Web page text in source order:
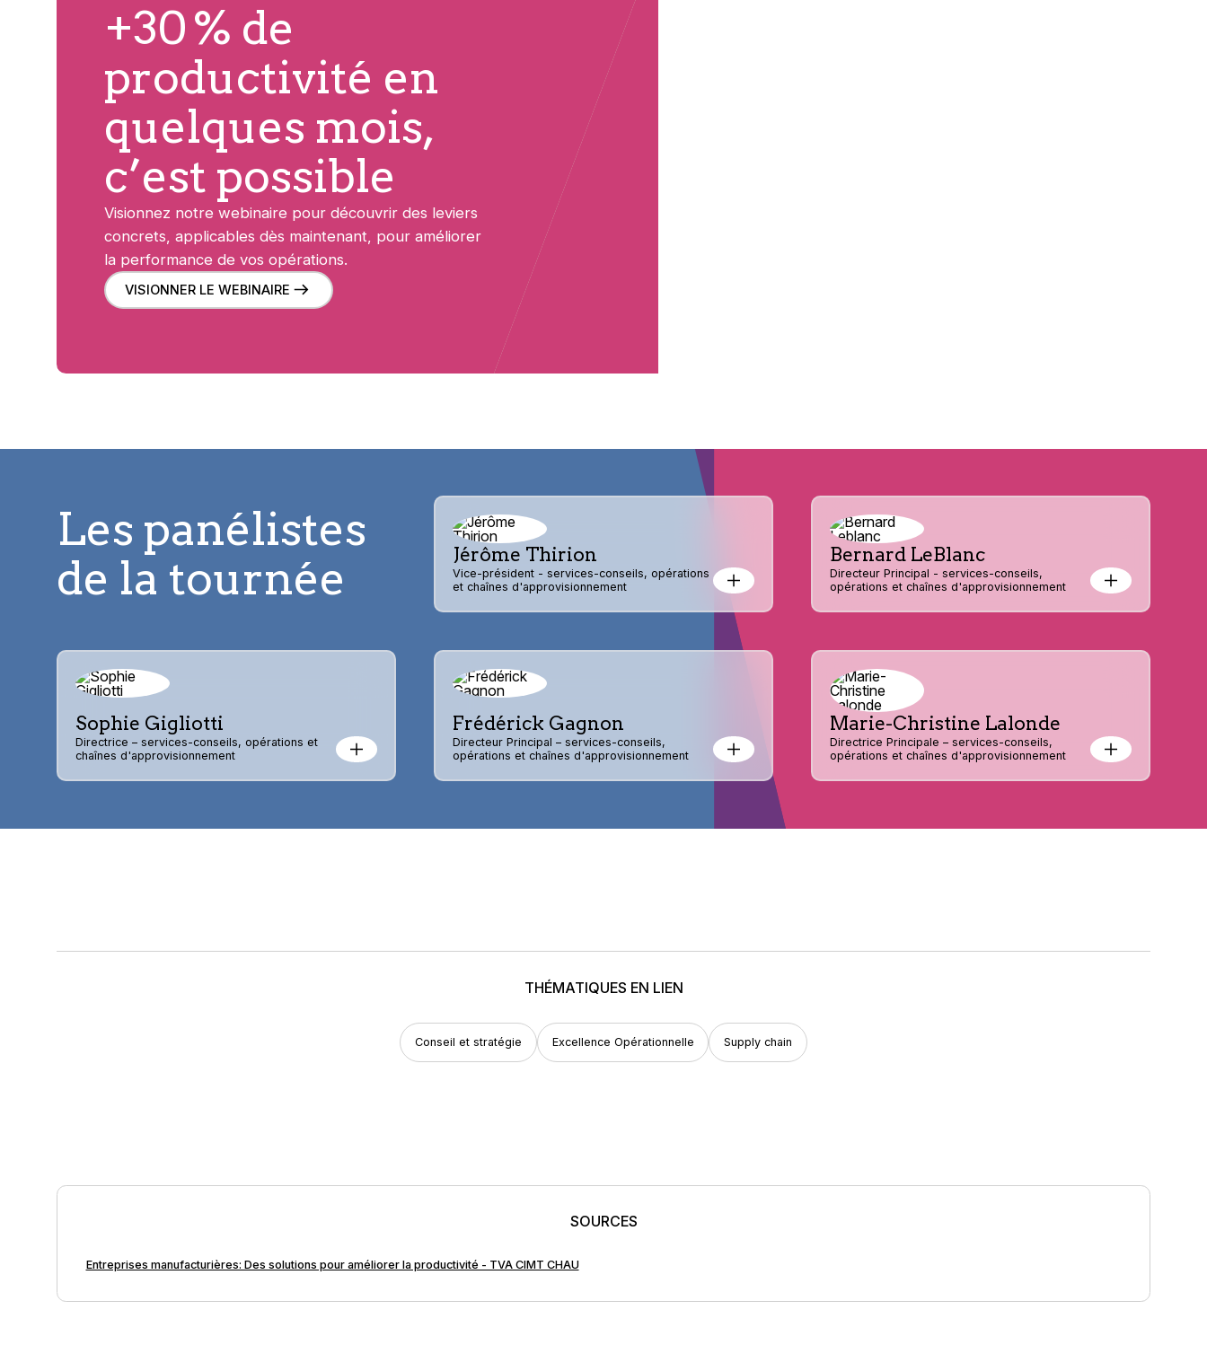
+30 % de
productivité en
quelques mois,
c’est possible
Visionnez notre webinaire pour découvrir des leviers
concrets, applicables dès maintenant, pour améliorer
la performance de vos opérations.
VISIONNER LE WEBINAIRE
Les panélistes
de la tournée
Bernard LeBlanc
Directeur Principal - services-conseils,
opérations et chaînes d'approvisionnement
Jérôme Thirion
Vice-président - services-conseils, opérations
et chaînes d'approvisionnement
Marie-Christine Lalonde
Directrice Principale – services-conseils,
opérations et chaînes d'approvisionnement
Frédérick Gagnon
Directeur Principal – services-conseils,
opérations et chaînes d'approvisionnement
Sophie Gigliotti
Directrice – services-conseils, opérations et
chaînes d'approvisionnement
THÉMATIQUES EN LIEN
Conseil et stratégie Excellence Opérationnelle Supply chain
SOURCES
Entreprises manufacturières: Des solutions pour améliorer la productivité - TVA CIMT CHAU